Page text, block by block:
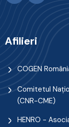
Afilieri
COGEN
Comitetul
(CNR-CME)
HENRO -